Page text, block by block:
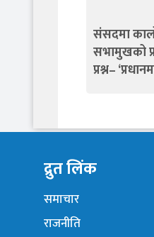
संसदमा
सभामुखको
प्रश्न–
द्रुत लिंक
समाचार
राजनीति